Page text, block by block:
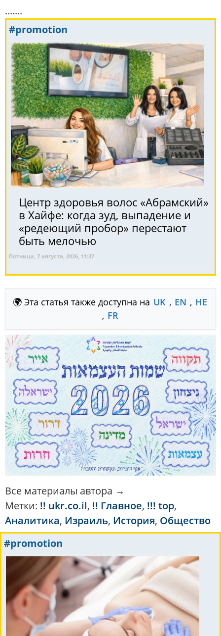
.......
#promotion
Центр здоровья волос «Абрaмский»
в Хайфе: когда зуд, выпадение и
«редеющий пробор» перестают
быть мелочью
Пятница, 7 августа, 2026, 11:37
🌍 Эта статья также доступна на UK , EN , HE
, FR
Все материалы автора →
Метки: !! ukr.co.il, !! Главное, !!! top,
Аналитика, Израиль, История, Общество
#promotion